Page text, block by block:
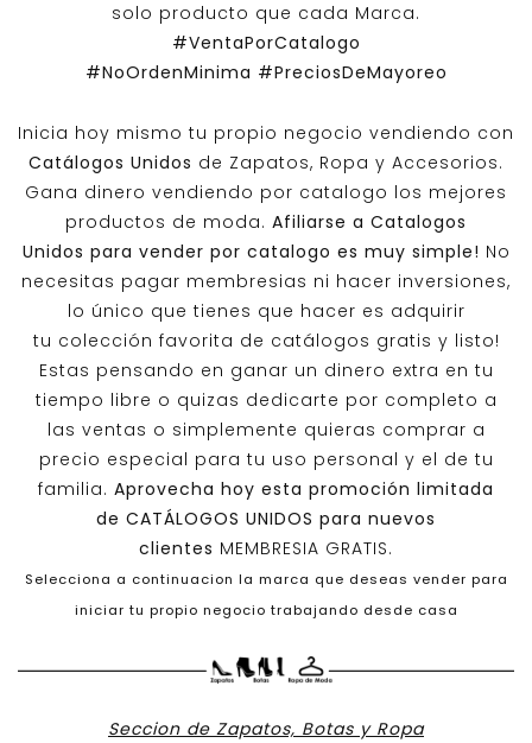
solo producto que cada Marca.
#VentaPorCatalogo
#NoOrdenMinima #PreciosDeMayoreo
Inicia hoy mismo tu propio negocio vendiendo con
Catálogos Unidos de Zapatos, Ropa y Accesorios.
Gana dinero vendiendo por catalogo los mejores
productos de moda. Afiliarse a Catalogos
Unidos para vender por catalogo es muy simple! No
necesitas pagar membresias ni hacer inversiones,
lo único que tienes que hacer es adquirir
tu colección favorita de catálogos gratis y listo!
Estas pensando en ganar un dinero extra en tu
tiempo libre o quizas dedicarte por completo a
las ventas o simplemente quieras comprar a
precio especial para tu uso personal y el de tu
familia. Aprovecha hoy esta promoción limitada
de CATÁLOGOS UNIDOS para nuevos
clientes MEMBRESIA GRATIS.
Selecciona a continuacion la marca que deseas vender para
iniciar tu propio negocio trabajando desde casa
Seccion de Zapatos, Botas y Ropa